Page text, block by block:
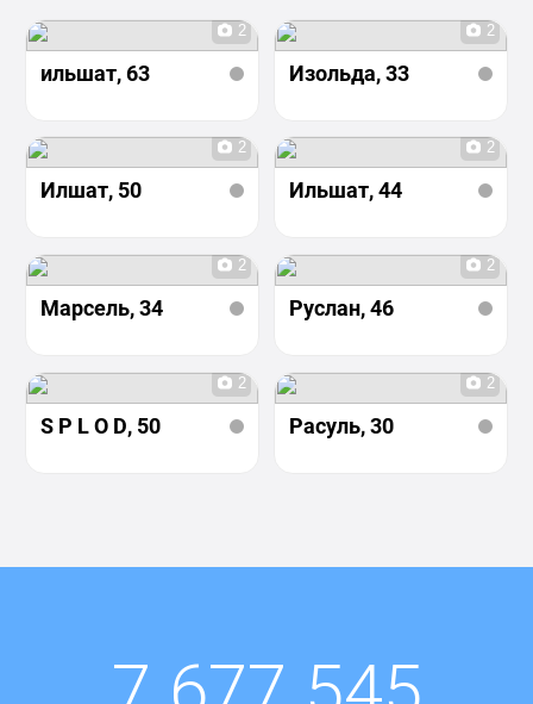
2
ильшат, 63
2
Изольда, 33
2
Илшат, 50
2
Ильшат, 44
2
Марсель, 34
2
Руслан, 46
2
S P L O D, 50
2
Расуль, 30